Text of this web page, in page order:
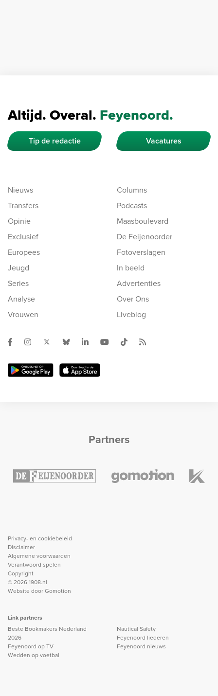
Altijd. Overal. Feyenoord.
Tip de redactie Vacatures
Nieuws
Transfers
Opinie
Exclusief
Europees
Jeugd
Series
Analyse
Vrouwen
Columns
Podcasts
Maasboulevard
De Feijenoorder
Fotoverslagen
In beeld
Advertenties
Over Ons
Liveblog
Partners
Privacy- en cookiebeleid
Disclaimer
Algemene voorwaarden
Verantwoord spelen
Copyright
© 2026 1908.nl
Website doorGomotion
Link partners
Beste Bookmakers Nederland
2026
Feyenoord op TV
Wedden op voetbal
Nautical Safety
Feyenoord liederen
Feyenoord nieuws